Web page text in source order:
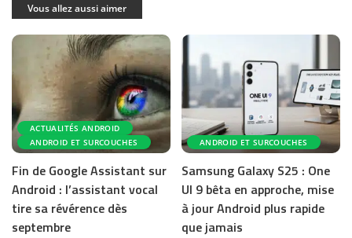
Vous allez aussi aimer
ACTUALITÉS ANDROID
ANDROID ET SURCOUCHES
Fin de Google Assistant sur
Android : l’assistant vocal
tire sa révérence dès
septembre
ANDROID ET SURCOUCHES
Samsung Galaxy S25 : One
UI 9 bêta en approche, mise
à jour Android plus rapide
que jamais